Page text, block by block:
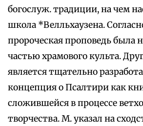
богослуж. традиции, на чем
школа *Велльхаузена.
пророческая проповедь была
частью храмового культа.
является тщательно
концепция о Псалтири как
сложившейся в процессе
творчества. М. указал на